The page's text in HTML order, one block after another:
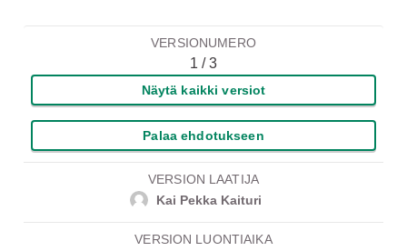
VERSIONUMERO
1 / 3
Näytä kaikki versiot
Palaa ehdotukseen
VERSION LAATIJA
Kai Pekka Kaituri
VERSION LUONTIAIKA